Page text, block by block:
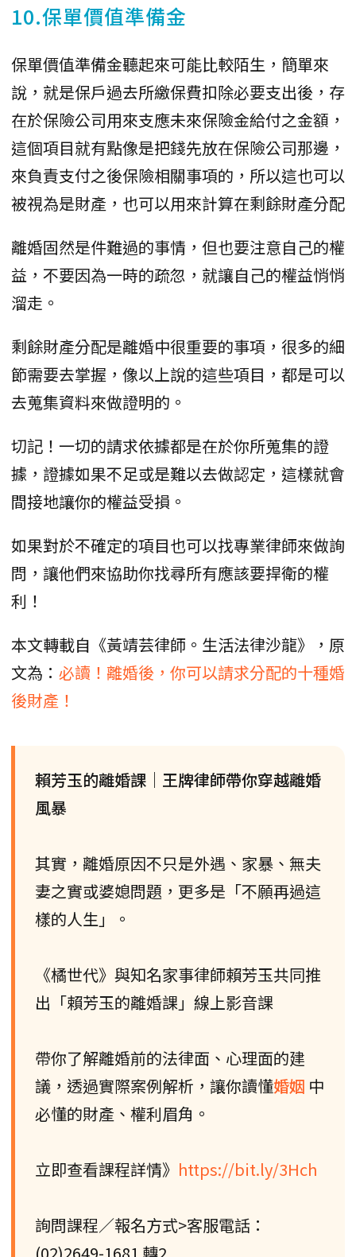
10.保單價值準備金
保單價值準備金聽起來可能比較陌生，簡單來
說，就是保戶過去所繳保費扣除必要支出後，存
在於保險公司用來支應未來保險金給付之金額，
這個項目就有點像是把錢先放在保險公司那邊，
來負責支付之後保險相關事項的，所以這也可以
被視為是財產，也可以用來計算在剩餘財產分配
離婚固然是件難過的事情，但也要注意自己的權
益，不要因為一時的疏忽，就讓自己的權益悄悄
溜走。
剩餘財產分配是離婚中很重要的事項，很多的細
節需要去掌握，像以上說的這些項目，都是可以
去蒐集資料來做證明的。
切記！一切的請求依據都是在於你所蒐集的證
據，證據如果不足或是難以去做認定，這樣就會
間接地讓你的權益受損。
如果對於不確定的項目也可以找專業律師來做詢
問，讓他們來協助你找尋所有應該要捍衛的權
利！
本文轉載自《黃靖芸律師。生活法律沙龍》，原
文為： 必讀！離婚後，你可以請求分配的十種婚
後財產！
賴芳玉的離婚課｜王牌律師帶你穿越離婚
風暴
其實，離婚原因不只是外遇、家暴、無夫
妻之實或婆媳問題，更多是「不願再過這
樣的人生」。
《橘世代》與知名家事律師賴芳玉共同推
出「賴芳玉的離婚課」線上影音課
帶你了解離婚前的法律面、心理面的建
議，透過實際案例解析，讓你讀懂婚姻 中
必懂的財產、權利眉角。
立即查看課程詳情》 https://bit.ly/3Hch
詢問課程／報名方式>客服電話：
(02)2649-1681 轉2